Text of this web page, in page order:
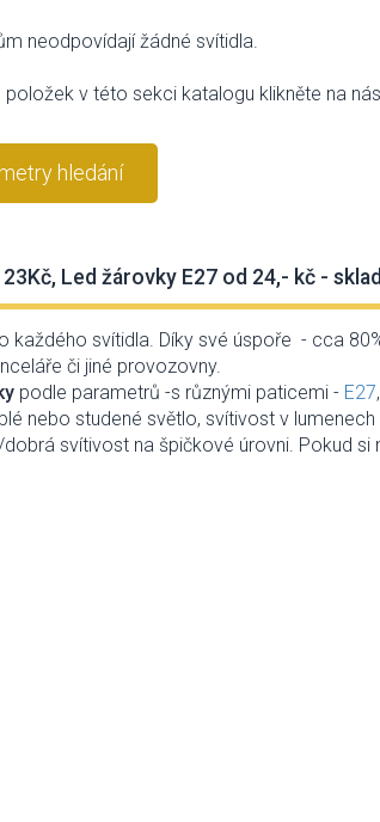
neodpovídají žádné svítidla.
v této sekci katalogu klikněte na
hledání
Led žárovky E27 od 24,- kč -
každého svítidla. Díky své úspoře - cca
či jiné provozovny.
podle parametrů -s různými paticemi - E27,
nebo studené světlo, svítivost v
svítivost na špičkové úrovni. Pokud si